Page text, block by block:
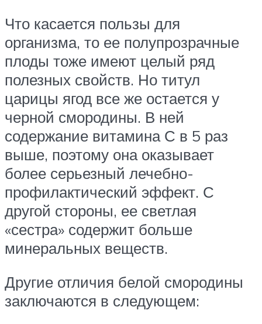
Что касается пользы для
организма, то ее полупрозрачные
плоды тоже имеют целый ряд
полезных свойств. Но титул
царицы ягод все же остается у
черной смородины. В ней
содержание витамина С в 5 раз
выше, поэтому она оказывает
более серьезный лечебно-
профилактический эффект. С
другой стороны, ее светлая
«сестра» содержит больше
минеральных веществ.
Другие отличия белой смородины
заключаются в следующем: